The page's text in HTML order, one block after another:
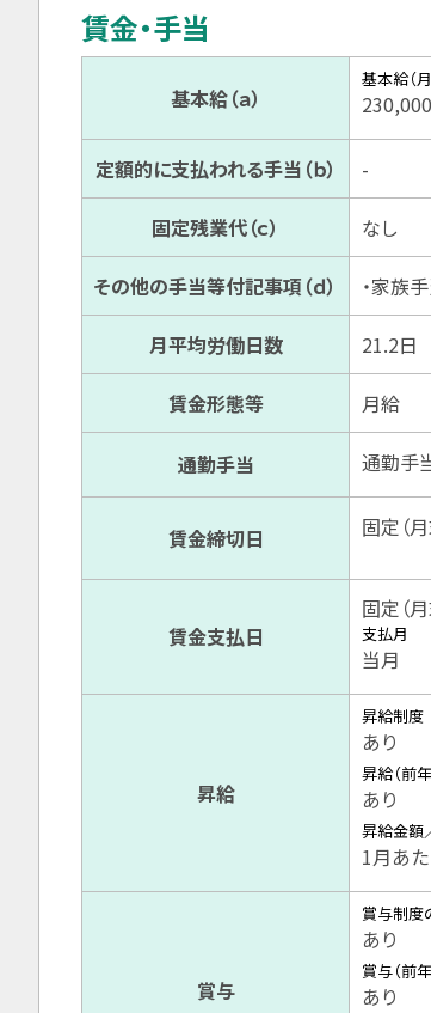
賃金・手当
基本給（ａ）
基本給（
定額的に支払われる手当（ｂ） -
固定残業代（ｃ） なし
その他の手当等付記事項（ｄ） ・家族
月平均労働日数 21.2日
賃金形態等 月給
通勤手当 通勤手
賃金締切日 固定（
賃金支払日
固定（
支払月
当月
昇給
昇給制度
あり
昇給（前
あり
昇給金額
1月あ
賞与
賞与制度
あり
賞与（前
あり